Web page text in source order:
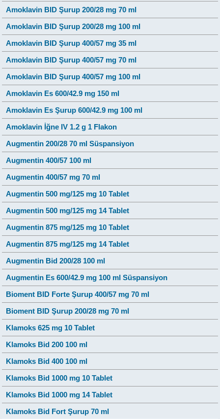
Amoklavin BID Şurup 200/28 mg 70 ml
Amoklavin BID Şurup 200/28 mg 100 ml
Amoklavin BID Şurup 400/57 mg 35 ml
Amoklavin BID Şurup 400/57 mg 70 ml
Amoklavin BID Şurup 400/57 mg 100 ml
Amoklavin Es 600/42.9 mg 150 ml
Amoklavin Es Şurup 600/42.9 mg 100 ml
Amoklavin İğne IV 1.2 g 1 Flakon
Augmentin 200/28 70 ml Süspansiyon
Augmentin 400/57 100 ml
Augmentin 400/57 mg 70 ml
Augmentin 500 mg/125 mg 10 Tablet
Augmentin 500 mg/125 mg 14 Tablet
Augmentin 875 mg/125 mg 10 Tablet
Augmentin 875 mg/125 mg 14 Tablet
Augmentin Bid 200/28 100 ml
Augmentin Es 600/42.9 mg 100 ml Süspansiyon
Bioment BID Forte Şurup 400/57 mg 70 ml
Bioment BID Şurup 200/28 mg 70 ml
Klamoks 625 mg 10 Tablet
Klamoks Bid 200 100 ml
Klamoks Bid 400 100 ml
Klamoks Bid 1000 mg 10 Tablet
Klamoks Bid 1000 mg 14 Tablet
Klamoks Bid Fort Şurup 70 ml